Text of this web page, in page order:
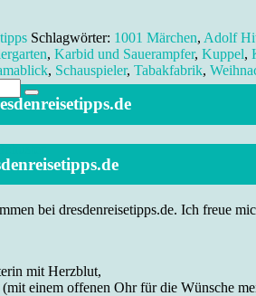
Schlagwörter: 1001 Märchen, Adolf
, Karbid und Sauerampfer, Kuppel,
, Schauspieler, Tabakfabrik,
bei dresdenreisetipps.de. Ich freue
mit Herzblut,
(mit einem offenen Ohr für die Wünsche